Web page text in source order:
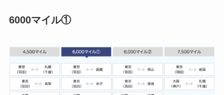
6000マイル①